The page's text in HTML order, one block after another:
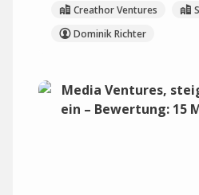
Creathor Ventures
Dominik Richter